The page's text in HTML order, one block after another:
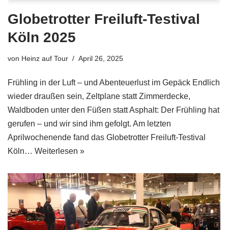
Globetrotter Freiluft-Testival
Köln 2025
von Heinz auf Tour April 26, 2025
Frühling in der Luft – und Abenteuerlust im Gepäck Endlich
wieder draußen sein, Zeltplane statt Zimmerdecke,
Waldboden unter den Füßen statt Asphalt: Der Frühling hat
gerufen – und wir sind ihm gefolgt. Am letzten
Aprilwochenende fand das Globetrotter Freiluft-Testival
Köln… Weiterlesen »